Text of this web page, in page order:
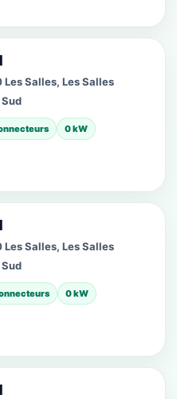
Salles, Les Salles
0 kW
Salles, Les Salles
0 kW